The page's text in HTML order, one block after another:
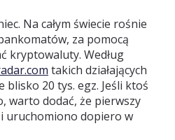
Na całym świecie rośnie
za pomocą
kryptowaluty. Według
takich działających
blisko 20 tys. egz. Jeśli ktoś
warto dodać, że pierwszy
uruchomiono dopiero w